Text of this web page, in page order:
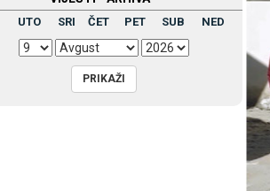
UTO SRI ČET PET SUB NED